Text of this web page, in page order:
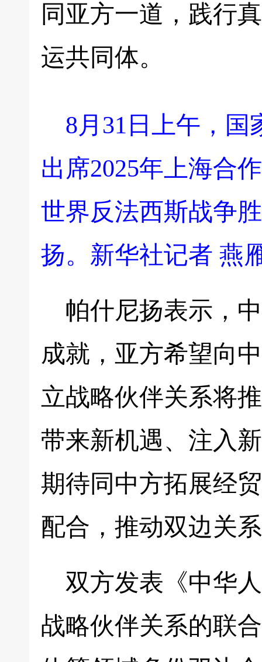
同亚方一道，践行
运共同体。
8月31日上午，
出席2025年上海合
世界反法西斯战争
扬。新华社记者 燕
帕什尼扬表示，
成就，亚方希望向
立战略伙伴关系将
带来新机遇、注入
期待同中方拓展经
配合，推动双边关
双方发表《中华
战略伙伴关系的联